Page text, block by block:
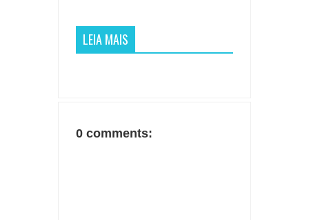
LEIA MAIS
0 comments: